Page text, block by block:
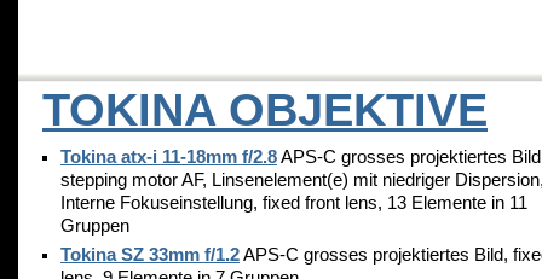
TOKINA OBJEKTIVE
Tokina atx-i 11-18mm f/2.8APS-C grosses projektiertes
stepping motor AF, Linsenelement(e) mit niedriger
Interne Fokuseinstellung, fixed front lens, 13 Elemente in 11
Gruppen
Tokina SZ 33mm f/1.2APS-C grosses projektiertes Bild,